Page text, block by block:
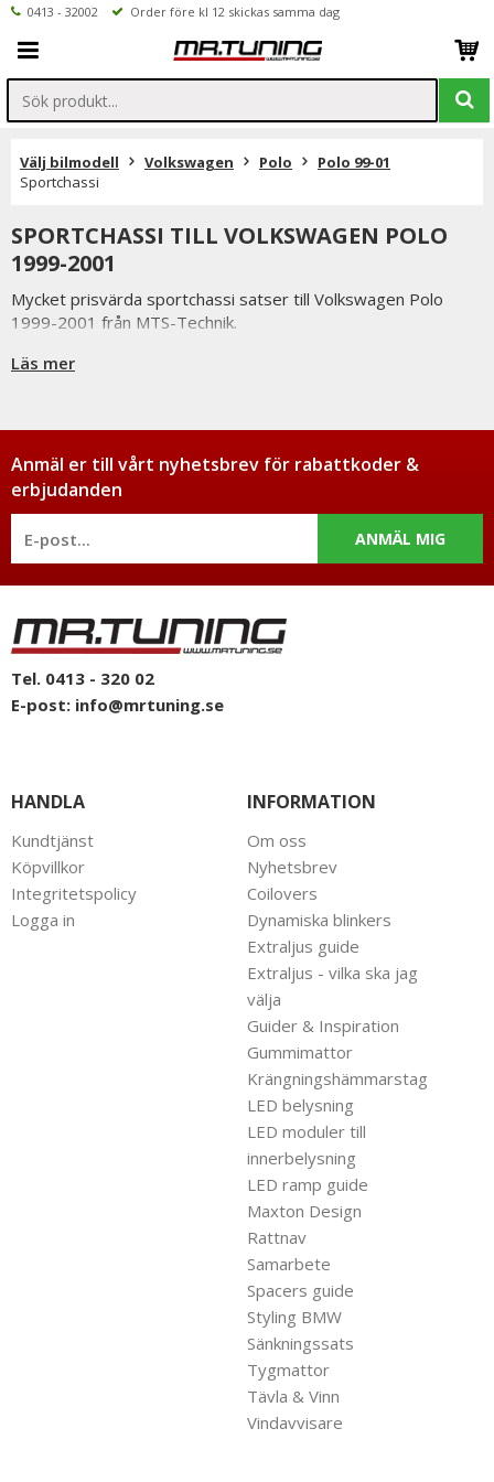
0413 - 32002 Order före kl 12 skickas samma dag
Välj bilmodell Volkswagen Polo
Polo 99-01
Sportchassi
SPORTCHASSI TILL VOLKSWAGEN POLO
1999-2001
Mycket prisvärda sportchassi satser till Volkswagen Polo
1999-2001 från MTS-Technik.
I satserna ingår sänkningsfjädrar samt sportstötdämpare
intresse för bilstyling & biltuning och svarar gladeligen på era
funderingar. På vardagar mellan 09 - 16 kan ni nå oss via
telefon: 0413-32002. Ni når oss även via
mail: info@mrtuning.se
Läs mer
Anmäl er till vårt nyhetsbrev för rabattkoder &
erbjudanden
ANMÄL MIG
Tel. 0413 - 320 02
E-post: info@mrtuning.se
HANDLA
Kundtjänst
Köpvillkor
Integritetspolicy
Logga in
INFORMATION
Om oss
Nyhetsbrev
Coilovers
Dynamiska blinkers
Extraljus guide
Extraljus - vilka ska jag
välja
Guider & Inspiration
Gummimattor
Krängningshämmarstag
LED belysning
LED moduler till
innerbelysning
LED ramp guide
Maxton Design
Rattnav
Samarbete
Spacers guide
Styling BMW
Sänkningssats
Tygmattor
Tävla & Vinn
Vindavvisare